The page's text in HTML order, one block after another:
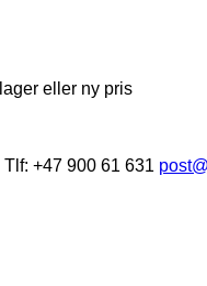
eller ny pris
+47 900 61 631